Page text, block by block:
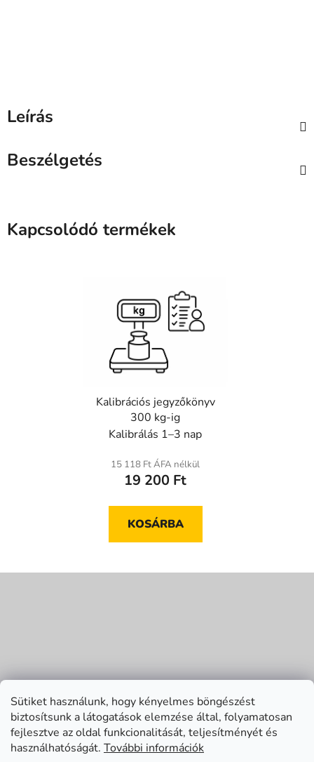
Sütiket használunk, hogy kényelmes böngészést
biztosítsunk a látogatások elemzése által, folyamatosan
fejlesztve az oldal funkcionalitását, teljesítményét és
használhatóságát. További információk
Leírás
Beszélgetés
Kapcsolódó termékek
Kalibrációs jegyzőkönyv
300 kg-ig
Kalibrálás 1–3 nap
15 118 Ft ÁFA nélkül
19 200 Ft
KOSÁRBA
c